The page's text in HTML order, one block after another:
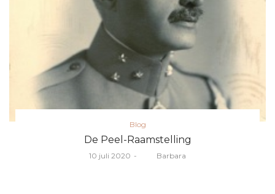
Posted
in
Blog
De Peel-Raamstelling
Posted
10 juli 2020 Barbara